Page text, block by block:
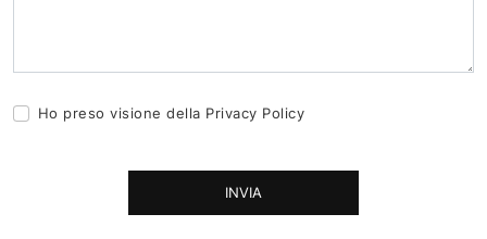
Ho preso visione della Privacy Policy
INVIA